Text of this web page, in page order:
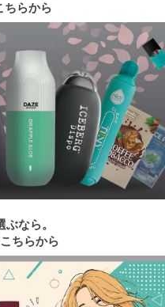
ちらから
なら。
ちらから